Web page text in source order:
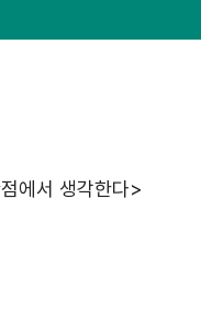
에서 생각한다>